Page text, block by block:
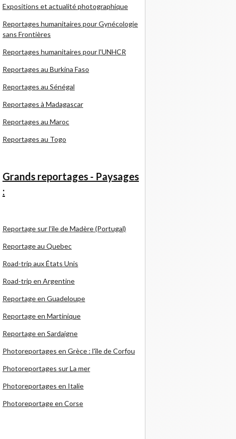
Expositions et actualité photographique
Reportages humanitaires pour Gynécologie
sans Frontières
Reportages humanitaires pour l'UNHCR
Reportages au Burkina Faso
Reportages au Sénégal
Reportages à Madagascar
Reportages au Maroc
Reportages au Togo
Grands reportages - Paysages
:
Reportage sur l'ile de Madère (Portugal)
Reportage au Quebec
Road-trip aux États Unis
Road-trip en Argentine
Reportage en Guadeloupe
Reportage en Martinique
Reportage en Sardaigne
Photoreportages en Grèce : l'île de Corfou
Photoreportages sur La mer
Photoreportages en Italie
Photoreportage en Corse